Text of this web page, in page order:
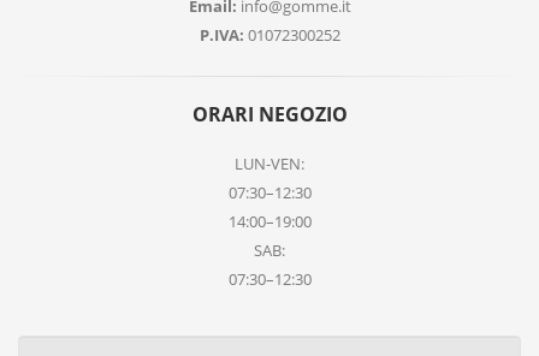
Email: info@gomme.it
P.IVA: 01072300252
ORARI NEGOZIO
LUN-VEN:
07:30–12:30
14:00–19:00
SAB:
07:30–12:30